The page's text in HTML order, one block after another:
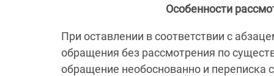
Особенности
При оставлении в соответствии с
обращения без рассмотрения по
обращение необоснованно и переписка